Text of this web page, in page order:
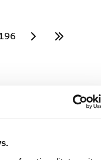
196